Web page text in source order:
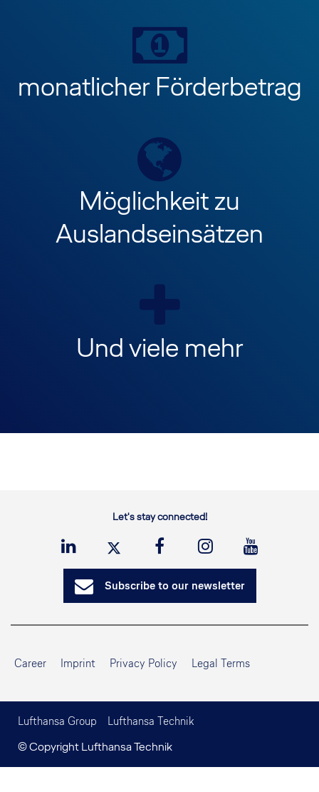
monatlicher Förderbetrag
Möglichkeit zu
Auslandseinsätzen
Und viele mehr
Let's stay connected!
Subscribe to our newsletter
Career Imprint Privacy Policy Legal Terms
© Copyright Lufthansa Technik
Lufthansa Group Lufthansa Technik